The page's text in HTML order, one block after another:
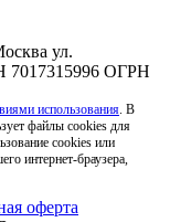
ул.
7017315996 ОГРН
использования. В
файлы cookies для
cookies или
интернет-браузера,
оферта